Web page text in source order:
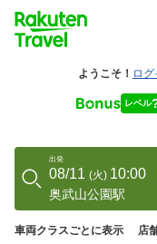
出発
08/11 (火) 10:00
奥武山公園駅
車両クラスごとに表示 店